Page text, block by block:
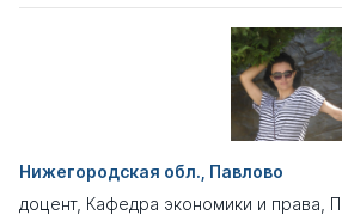
Нижегородская обл., Павлово
доцент, Кафедра экономики и права,